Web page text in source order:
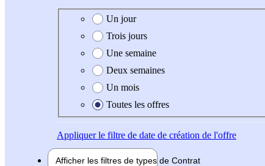
Date de création de l'offre
Un jour
Trois jours
Une semaine
Deux semaines
Un mois
Toutes les offres
Appliquerle filtre de date de création de l'offre
Afficher les filtres de types de Contrat